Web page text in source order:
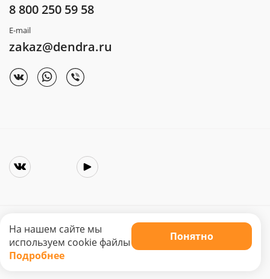
8 800 250 59 58
E-mail
zakaz@dendra.ru
Copyright © 2025. Интернет-магазин «Dendra»
Не является публичной офертой. Цена может меняться.
На нашем сайте мы
используем cookie файлы
Подробнее
Понятно